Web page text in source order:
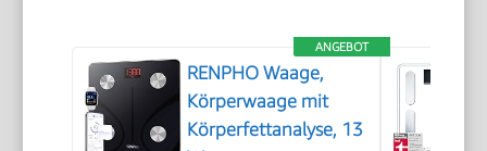
ANGEBOT
RENPHO Waage,
Körperwaage mit
Körperfettanalyse, 13